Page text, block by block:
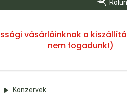
vásárlóinknak a
nem fogadunk!)
Konzervek